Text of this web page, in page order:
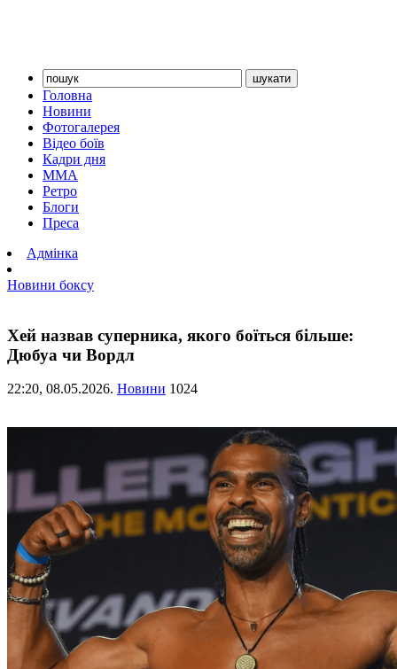
Головна
Новини
Фотогалерея
Відео боїв
Кадри дня
ММА
Ретро
Блоги
Преса
Адмінка
Новини боксу
Хей назвав суперника, якого боїться більше:
Дюбуа чи Вордл
22:20, 08.05.2026. Новини 1024